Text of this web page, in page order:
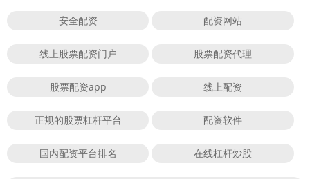
安全配资 配资网站
线上股票配资门户 股票配资代理
股票配资app 线上配资
正规的股票杠杆平台 配资软件
国内配资平台排名 在线杠杆炒股